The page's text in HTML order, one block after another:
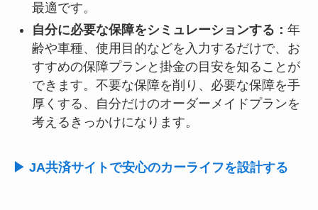
最適です。
自分に必要な保障をシミュレーションする： 年
齢や車種、使用目的などを入力するだけで、お
すすめの保障プランと掛金の目安を知ることが
できます。不要な保障を削り、必要な保障を手
厚くする、自分だけのオーダーメイドプランを
考えるきっかけになります。
▶ JA共済サイトで安心のカーライフを設計する